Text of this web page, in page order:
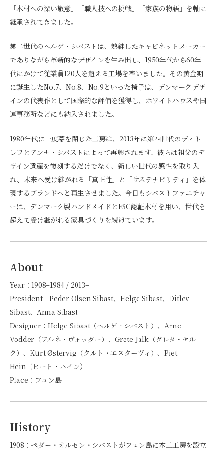
「木材への深い敬意」「職人技への挑戦」「家族の物語」を軸に
継承されてきました。
第二世代のヘルゲ・シバストは、熟練したキャビネットメーカー
でありながら革新的なデザインを生み出し、1950年代から60年
代にかけて従業員120人を超える工場を率いました。その黄金期
に誕生したNo.7、No.8、No.9といった椅子は、デンマークデザ
インの代表作として国際的な評価を獲得し、ホワイトハウスや国
連事務所などにも納入されました。
1980年代に一度幕を閉じた工房は、2013年に第四世代のディト
レフとアンナ・シバストによって再興されます。彼らは祖父のデ
ザイン遺産を復刻するだけでなく、新しい世代の感性を取り入
れ、未来へ受け継がれる「真正性」と「サステナビリティ」を体
現するブランドへと再生させました。今日もシバストファニチャ
ーは、デンマーク製ハンドメイドとFSC認証木材を用い、世代を
超えて受け継がれる家具づくりを続けています。
About
Year：1908–1984 / 2013–
President：Peder Olsen Sibast、Helge Sibast、Ditlev
Sibast、Anna Sibast
Designer：Helge Sibast（ヘルゲ・シバスト）、Arne
Vodder（アルネ・ヴォッダー）、Grete Jalk（グレタ・ヤル
ク）、Kurt Østervig（クルト・エスターヴィ）、Piet
Hein（ピート・ハイン）
Place：フュン島
History
1908：ペダー・オルセン・シバストがフュン島に木工工房を設立